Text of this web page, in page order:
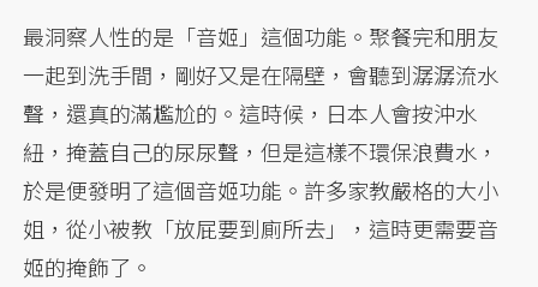
最洞察人性的是「音姬」這個功能。聚餐完和朋友
一起到洗手間，剛好又是在隔壁，會聽到潺潺流水
聲，還真的滿尷尬的。這時候，日本人會按沖水
紐，掩蓋自己的尿尿聲，但是這樣不環保浪費水，
於是便發明了這個音姬功能。許多家教嚴格的大小
姐，從小被教「放屁要到廁所去」，這時更需要音
姬的掩飾了。